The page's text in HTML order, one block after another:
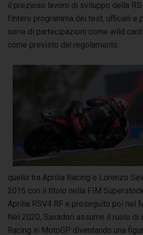
il prezioso lavoro di sviluppo della
l’intero programma dei test, ufficiali e
serie di partecipazioni come wild
come previsto dal regolamento.
quello tra Aprilia Racing e Lorenzo
2015 con il titolo nella FIM
Aprilia RSV4 RF e proseguito poi nel
Nel 2020, Savadori assume il ruolo di
Racing in MotoGP diventando una